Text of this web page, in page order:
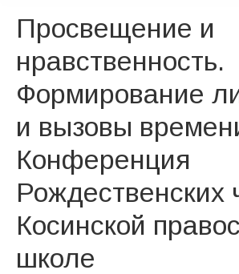
Просвещение и
нравственность.
Формирование
и вызовы
Конференция
Рождественских
Косинской
школе